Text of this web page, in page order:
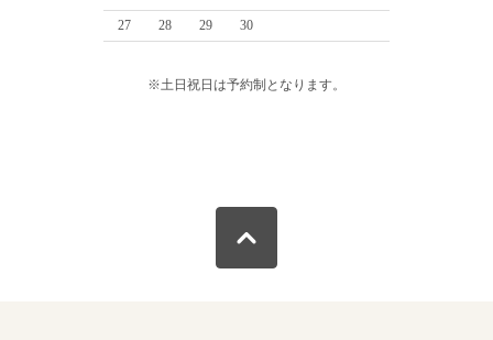
27
28 29 30
※土日祝日は予約制となります。